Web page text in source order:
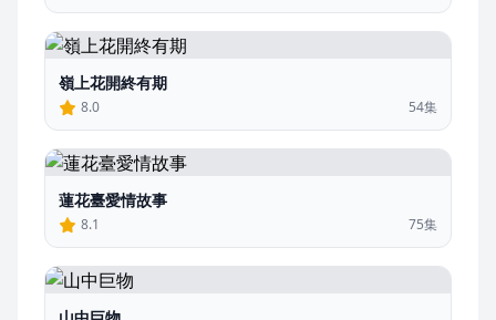
嶺上花開終有期
8.0 54集
蓮花臺愛情故事
8.1 75集